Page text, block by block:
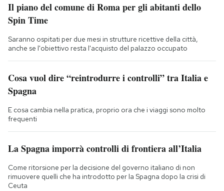
Il piano del comune di Roma per gli abitanti dello
Spin Time
Saranno ospitati per due mesi in strutture ricettive della città,
anche se l'obiettivo resta l'acquisto del palazzo occupato
Cosa vuol dire “reintrodurre i controlli” tra Italia e
Spagna
E cosa cambia nella pratica, proprio ora che i viaggi sono molto
frequenti
La Spagna imporrà controlli di frontiera all’Italia
Come ritorsione per la decisione del governo italiano di non
rimuovere quelli che ha introdotto per la Spagna dopo la crisi di
Ceuta